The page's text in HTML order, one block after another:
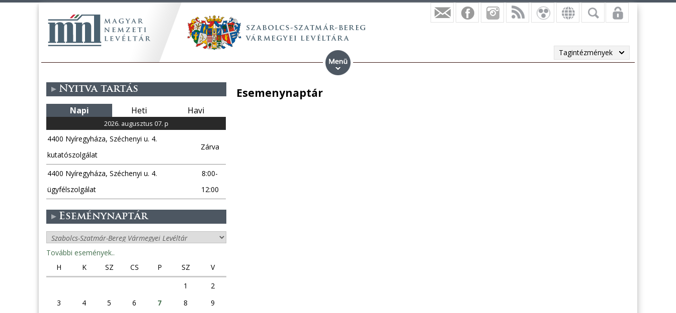
Tagintézmények
Esemenynaptár
Nyitva tartás
Napi Heti Havi
2026. augusztus 07. p
4400 Nyíregyháza, Széchenyi u. 4.
kutatószolgálat
Zárva
4400 Nyíregyháza, Széchenyi u. 4.
ügyfélszolgálat
8:00-
12:00
Eseménynaptár
További események..
H
K SZ CS P SZ
V
1
2
3
4 5 6 7 8
9